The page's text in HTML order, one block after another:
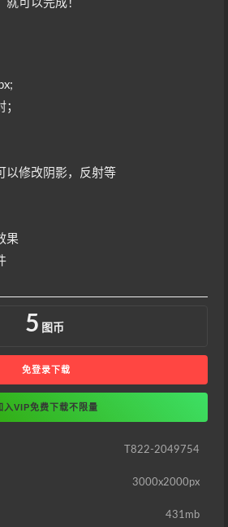
可以完成！
以修改阴影，反射等
果
5 图币
免登录下载
入VIP免费下载不限量
T822-2049754
3000x2000px
431mb